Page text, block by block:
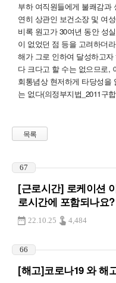
부하 여직원들에게 불쾌감과
연히 상관인 보건소장 및 여
비록 원고가 30여년 동안 성
이 없었던 점 등을 고려하더
해가 그로 인하여 달성하고
다 크다고 할 수는 없으므로,
회통념상 현저하게 타당성을
는 없다(의정부지법_2011구
목록
67
[근로시간] 로케이션
로시간에 포함되나요?
22.10.25 4,484
66
[해고]코로나19 와 해